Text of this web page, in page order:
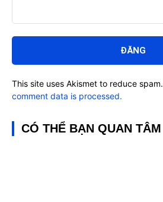
luận:
This site uses Akismet to reduce spam.
comment data is processed.
CÓ THỂ BẠN QUAN TÂM